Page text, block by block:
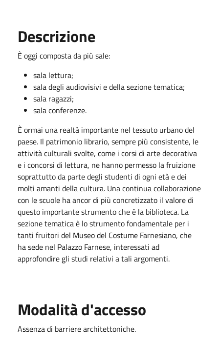
Descrizione
È oggi composta da più sale:
sala lettura;
sala degli audiovisivi e della sezione tematica;
sala ragazzi;
sala conferenze.
È ormai una realtà importante nel tessuto urbano del
paese. Il patrimonio librario, sempre più consistente, le
attività culturali svolte, come i corsi di arte decorativa
e i concorsi di lettura, ne hanno permesso la fruizione
soprattutto da parte degli studenti di ogni età e dei
molti amanti della cultura. Una continua collaborazione
con le scuole ha ancor di più concretizzato il valore di
questo importante strumento che è la biblioteca. La
sezione tematica è lo strumento fondamentale per i
tanti fruitori del Museo del Costume Farnesiano, che
ha sede nel Palazzo Farnese, interessati ad
approfondire gli studi relativi a tali argomenti.
Modalità d'accesso
Assenza di barriere architettoniche.